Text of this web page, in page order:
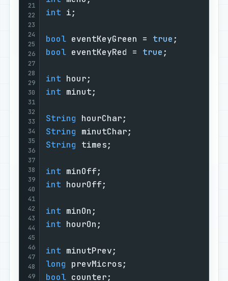
21
22
23
24
25
26
27
28
29
30
31
32
33
34
35
36
37
38
39
40
41
42
43
44
45
46
47
48
49
int
bool eventKeyGreen = true
bool eventKeyRed = true
int
int
String
String
String
int
int
int
int
int
long
bool